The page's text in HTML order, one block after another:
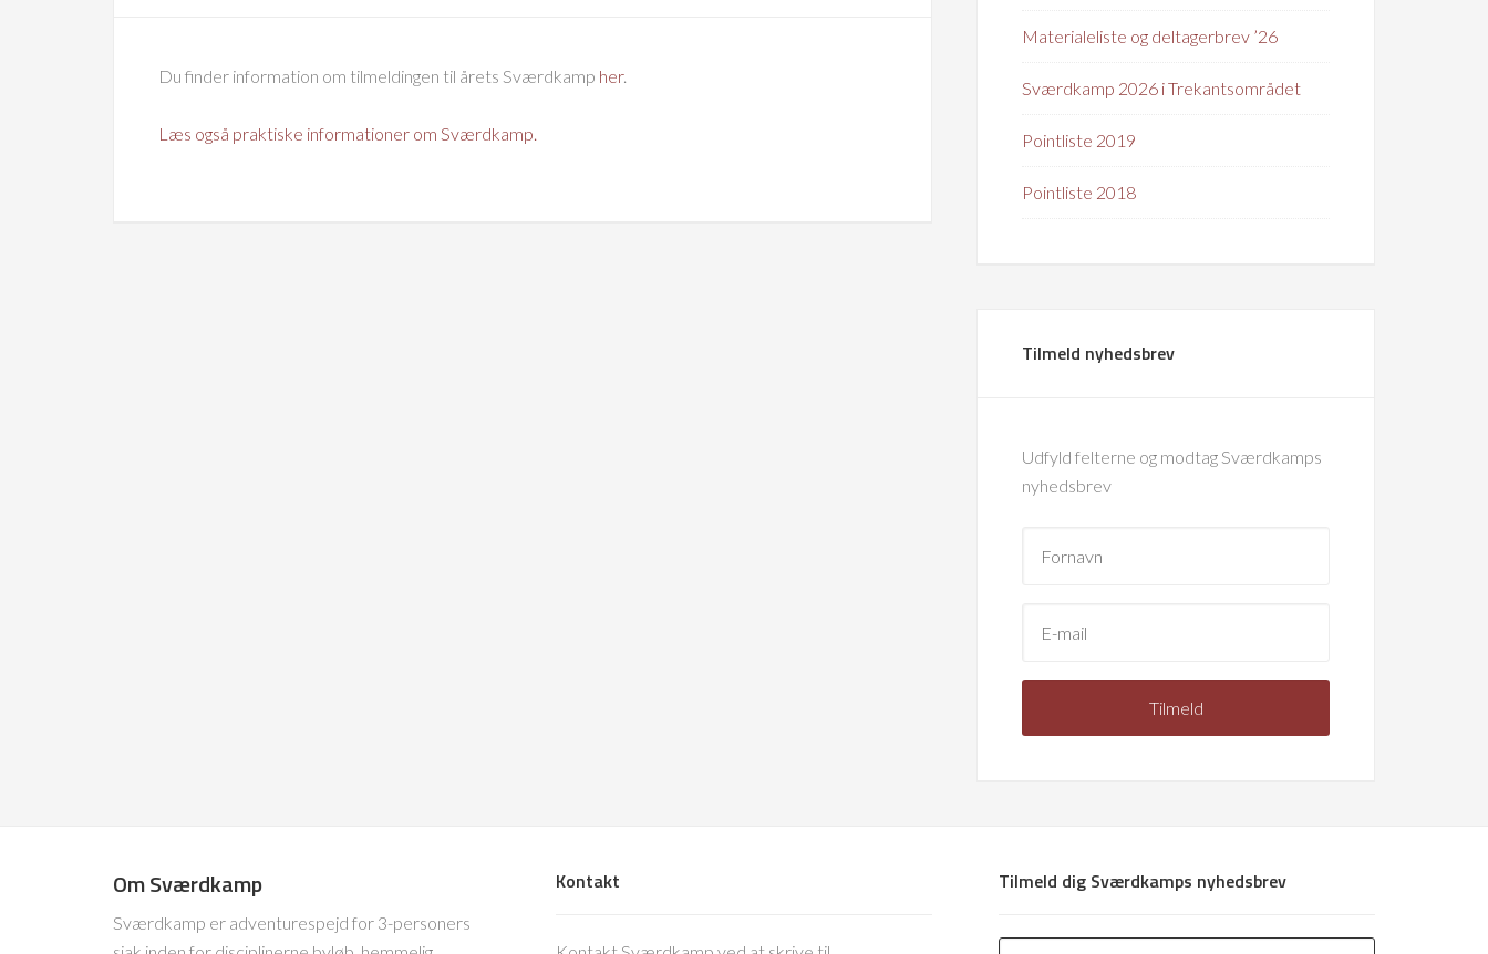
Du finder information om tilmeldingen til årets Sværdkamp her.
Læs også praktiske informationer om Sværdkamp.
Materialeliste og deltagerbrev ’26
Sværdkamp 2026 i Trekantsområdet
Pointliste 2019
Pointliste 2018
Tilmeld nyhedsbrev
Udfyld felterne og modtag Sværdkamps
nyhedsbrev
Om Sværdkamp
Sværdkamp er adventurespejd for 3-personers
Kontakt Tilmeld dig Sværdkamps nyhedsbrev